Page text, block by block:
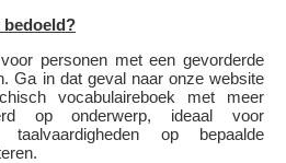
bedoeld?
personen met een gevorderde
Ga in dat geval naar onze website
vocabulaireboek met meer
op onderwerp, ideaal voor
op bepaalde